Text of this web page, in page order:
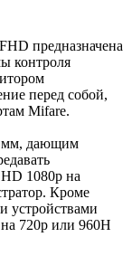
предназначена
контроля
перед собой,
Mifare.
мм, дающим
1080p на
Кроме
устройствами
720p или 960H